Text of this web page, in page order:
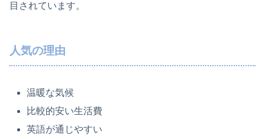
目されています。
人気の理由
温暖な気候
比較的安い生活費
英語が通じやすい